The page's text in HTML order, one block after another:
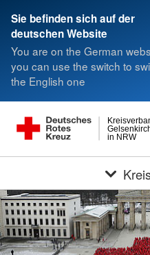
Sie befinden sich auf der
deutschen Website
You are on the German
you can use the switch to
the English one
in NRW